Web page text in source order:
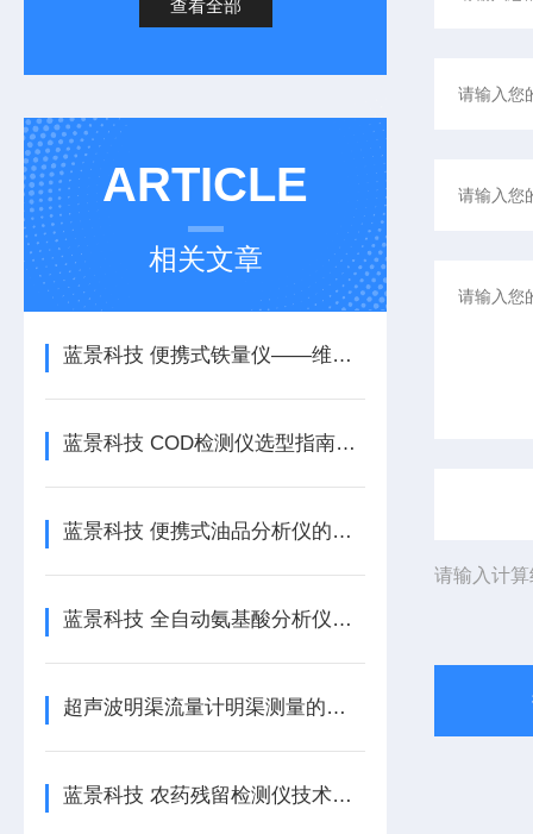
查看全部
ARTICLE
相关文章
蓝景科技 便携式铁量仪——维护保养与注意事项
蓝景科技 COD检测仪选型指南：如何选择一款真正高效、可靠的水质检测设备？
蓝景科技 便携式油品分析仪的应用领域与优势解析
蓝景科技 全自动氨基酸分析仪支实现水解与游离氨基酸一体化分析
超声波明渠流量计明渠测量的全天候智能守护者
蓝景科技 农药残留检测仪技术解析：从原理到应用，全面解读
请输入计